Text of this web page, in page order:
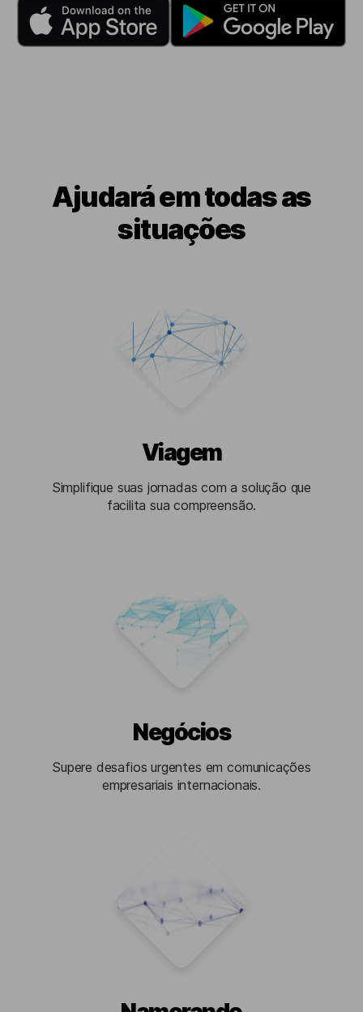
Ajudará em todas as
situações
Viagem
Simplifique suas jornadas com a solução que
facilita sua compreensão.
Negócios
Supere desafios urgentes em comunicações
empresariais internacionais.